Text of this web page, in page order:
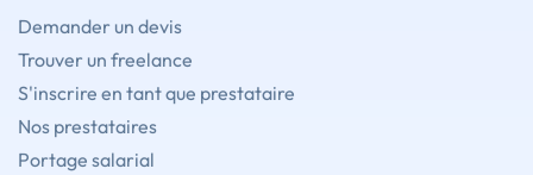
Demander un devis
Trouver un freelance
S'inscrire en tant que prestataire
Nos prestataires
Portage salarial